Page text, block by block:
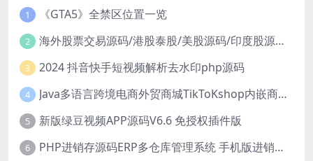
1 《GTA5》全禁区位置一览
2 海外股票交易源码/港股泰股/美股源码/印度股源码/马拉西亚股票源码/国际股票配资
3 2024 抖音快手短视频解析去水印php源码
4 Java多语言跨境电商外贸商城TikToKshop内嵌商城I商家入驻I一键铺
5 新版绿豆视频APP源码V6.6 免授权插件版
6 PHP进销存源码ERP多仓库管理系统 手机版进销存 php网络版进销存小程序